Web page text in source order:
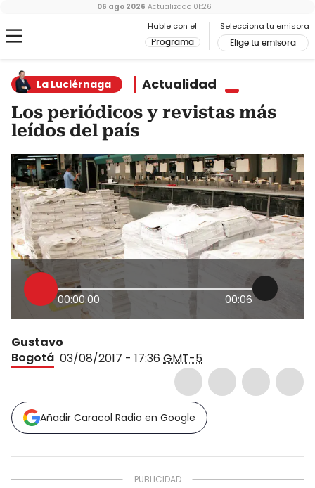
Hable con el
Programa
Selecciona tu emisora
Elige tu emisora
06 ago 2026 Actualizado 01:26
La Luciérnaga Actualidad
Los periódicos y revistas más
leídos del país
00:00:00 00:06
Gustavo
Bogotá 03/08/2017 - 17:36 GMT-5
Añadir Caracol Radio en Google